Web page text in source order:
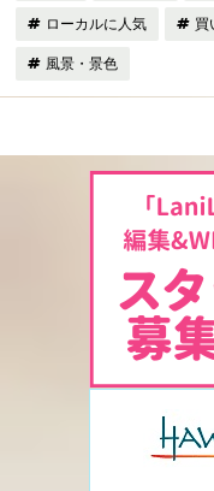
ローカルに人気 買
風景・景色